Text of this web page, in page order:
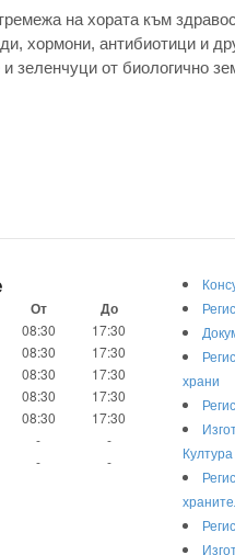
на хората към
хормони, антибиотици и
зеленчуци от биологично
От До
08:30
17:30
08:30
17:30
08:30
17:30
08:30
17:30
08:30
17:30
-
-
- -
храни